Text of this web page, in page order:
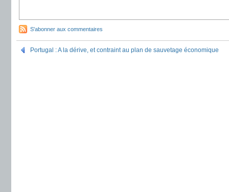
S'abonner aux commentaires
Portugal : A la dérive, et contraint au plan de sauvetage économique